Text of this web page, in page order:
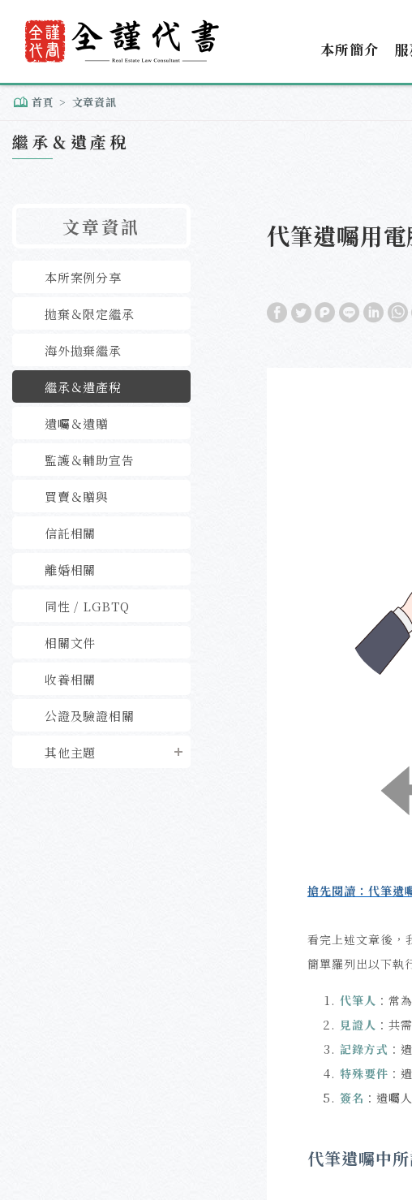
本所簡介
首頁 文章資訊
繼承＆遺產稅
文章資訊
本所案例分享
拋棄＆限定繼承
海外拋棄繼承
繼承＆遺產稅
遺囑＆遺贈
監護＆輔助宣告
買賣＆贈與
信託相關
離婚相關
同性 / LGBTQ
相關文件
收養相關
公證及驗證相關
其他主題
代筆遺囑用
搶先閱讀：代筆遺
看完上述文章後，
簡單羅列出以下執
代筆人 ：常
見證人 ：共
記錄方式 ：
特殊要件 ：
簽名 ：遺囑
代筆遺囑中